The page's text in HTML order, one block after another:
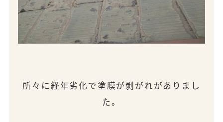
所々に経年劣化で塗膜が剥がれがありまし
た。